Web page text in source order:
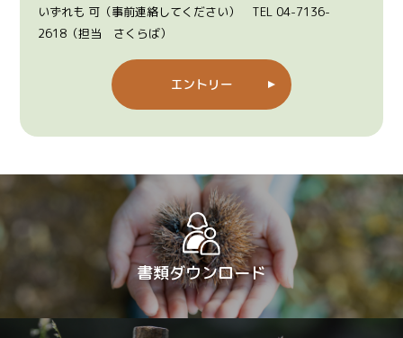
いずれも 可（事前連絡してください） TEL 04-7136-
2618（担当 さくらば）
エントリー
書類ダウンロード